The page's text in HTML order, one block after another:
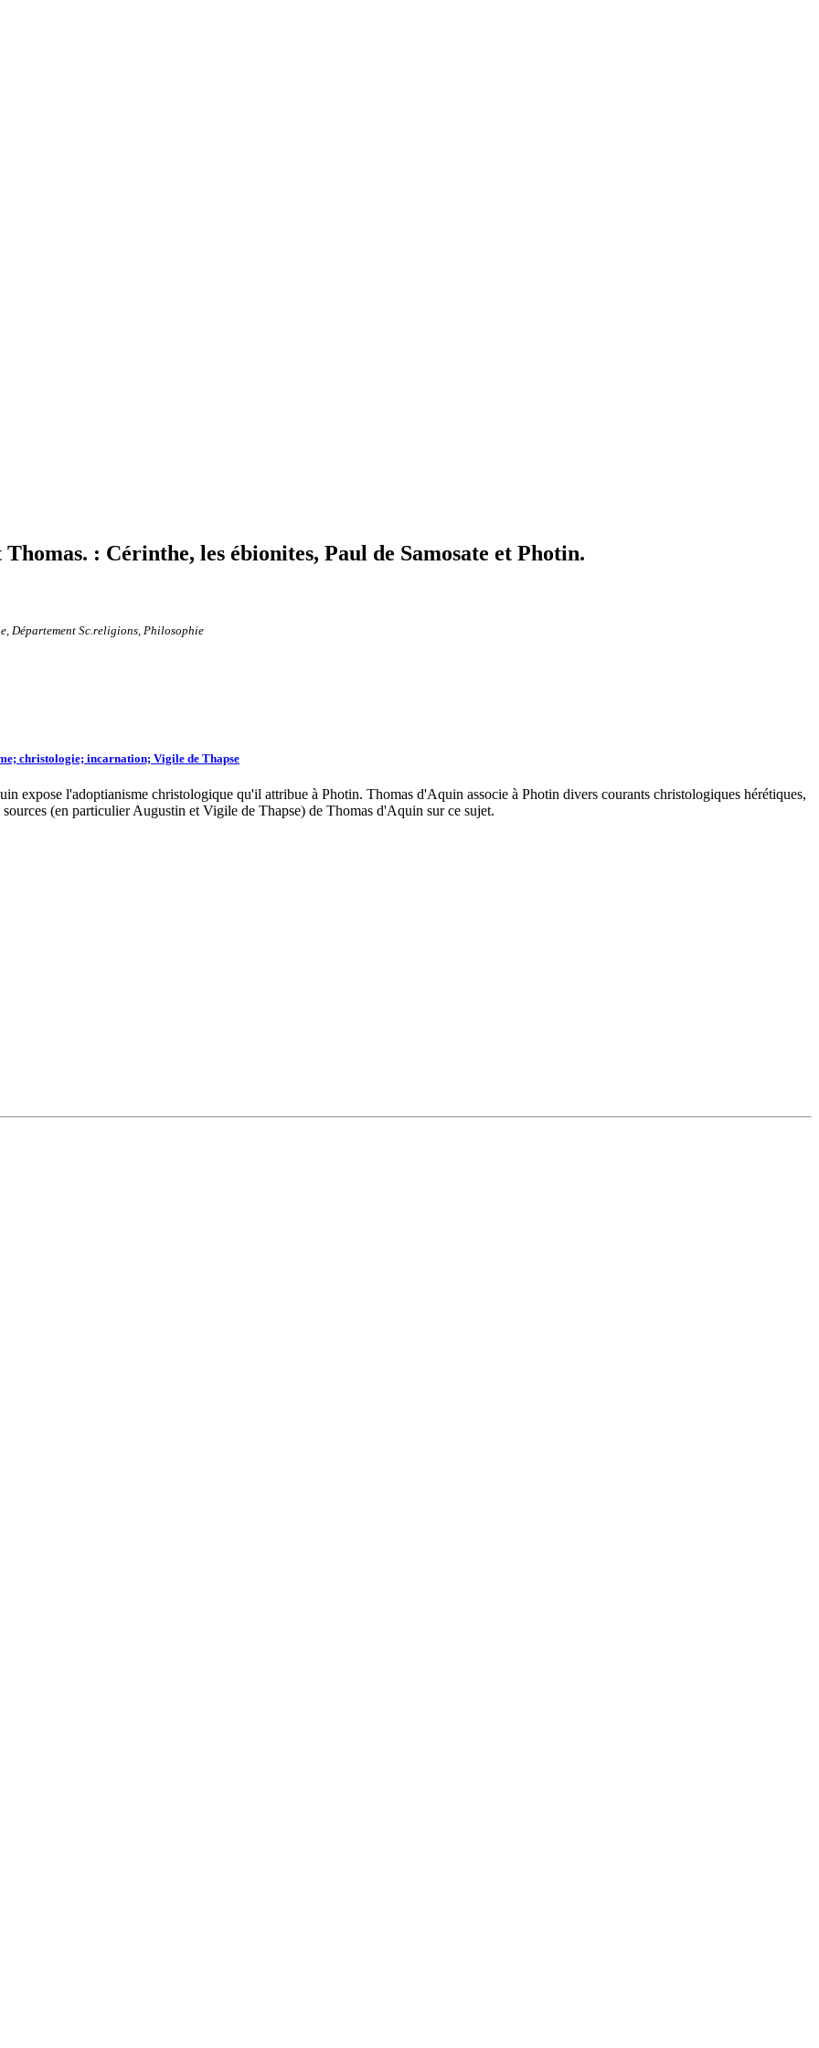
: Cérinthe, les ébionites, Paul de Samosate et Photin.
Département Sc.religions, Philosophie
christologie; incarnation; Vigile de Thapse
expose l'adoptianisme christologique qu'il attribue à Photin. Thomas d'Aquin associe à Photin divers courants christologiques hérétiques,
(en particulier Augustin et Vigile de Thapse) de Thomas d'Aquin sur ce sujet.